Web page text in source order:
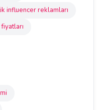
influencer reklamları